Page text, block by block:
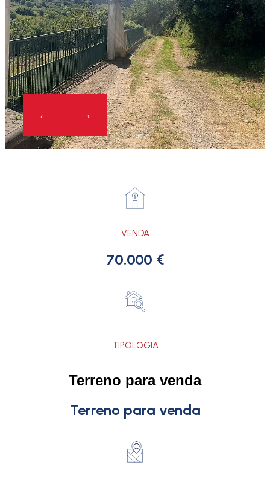
VENDA
70.000 €
TIPOLOGIA
Terreno para venda
Terreno para venda